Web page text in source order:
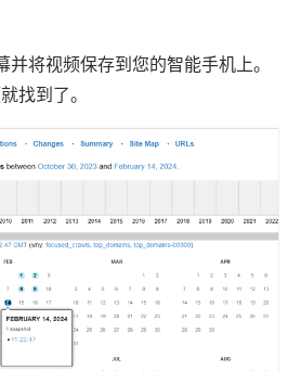
并将视频保存到您的智能手机上。
找到了。